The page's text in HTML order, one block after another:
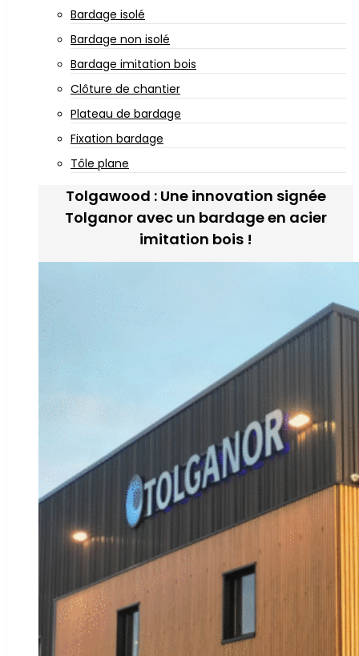
Bardage isolé
Bardage non isolé
Bardage imitation bois
Clôture de chantier
Plateau de bardage
Fixation bardage
Tôle plane
Tolgawood : Une innovation signée
Tolganor avec un bardage en acier
imitation bois !